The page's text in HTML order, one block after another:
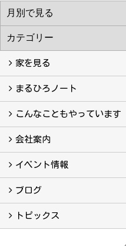
家を見る
フォトギャラリー
現場レポート
完工事例
お客様の声
まるひろノート
真っ直ぐの家づくり
自慢の大工たち
こだわりの自然素材
快適な家のエッセンス
注文住宅ができるまで
こんなこともやっています
こんなこともやっています
会社案内
会社案内
まるひろの人
スタッフ紹介
プライバシーポリシー
イベント情報
イベント予告
イベント報告
ブログ
ブログ
トピックス